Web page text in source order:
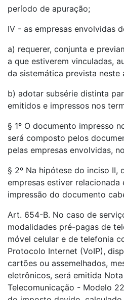
período de apuração;
IV - as empresas envolvidas
a) requerer, conjunta e
a que estiverem vinculadas,
da sistemática prevista neste
b) adotar subsérie distinta
emitidos e impressos nos
§ 1º O documento impresso
será composto pelos
pelas empresas envolvidas,
§ 2º Na hipótese do inciso II,
empresas estiver relacionada
impressão do documento
Art. 654-B. No caso de
modalidades pré-pagas de
móvel celular e de telefonia
Protocolo Internet (VoIP),
cartões ou assemelhados,
eletrônicos, será emitida
Telecomunicação - Modelo